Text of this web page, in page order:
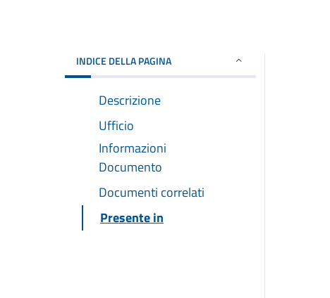
INDICE DELLA PAGINA
Descrizione
Ufficio
Informazioni
Documento
Documenti correlati
Presente in